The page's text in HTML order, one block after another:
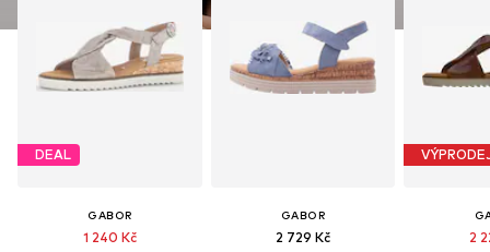
DEAL
GABOR
1 240 Kč
GABOR
2 729 Kč 2